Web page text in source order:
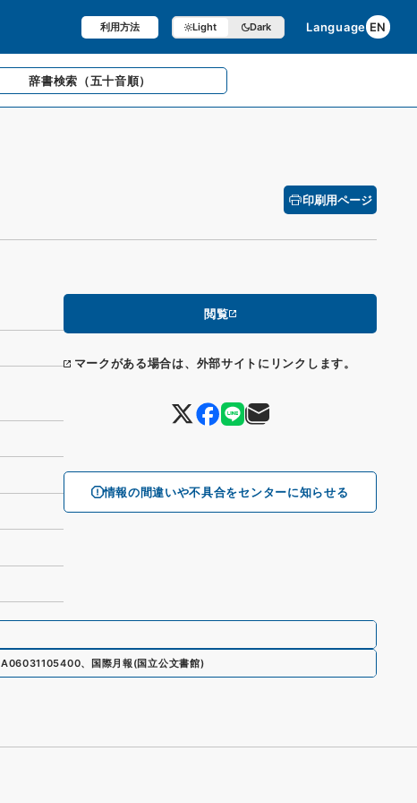
利用方法 Light Dark Language EN
辞書検索 （五十音順）
印刷用ページ
閲覧
マークがある場合は、外部サイトにリンクします。
情報の間違いや不具合をセンターに知らせる
A06031105400、 国際月報 (国立公文書館)